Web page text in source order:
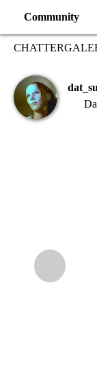
Community